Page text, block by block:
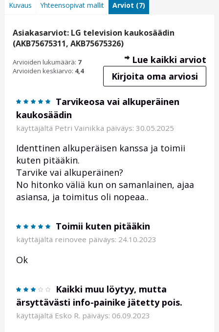
Kuvaus Yhteensopivat mallit Arviot (7)
Asiakasarviot: LG television kaukosäädin
(AKB75675311, AKB75675326)
Arvioiden lukumäärä: 7
Arvioiden keskiarvo: 4,4
Lue kaikki arviot
Kirjoita oma arviosi
Tarvikeosa vai alkuperäinen
kaukosäädin
käyttäjältä Petri Vainikka päiväys: 30.05.2025
Identtinen alkuperäisen kanssa ja toimii
kuten pitääkin.
Tarvike vai alkuperäinen?
No hitonko väliä kun on samanlainen, ajaa
asiansa, ja toimitus oli nopeaa..
Toimii kuten pitääkin
käyttäjältä reinovee päiväys: 24.10.2023
Ok
Kaikki muu löytyy, mutta
ärsyttävästi info-painike jätetty pois.
käyttäjältä Esko R. päiväys: 06.09.2023